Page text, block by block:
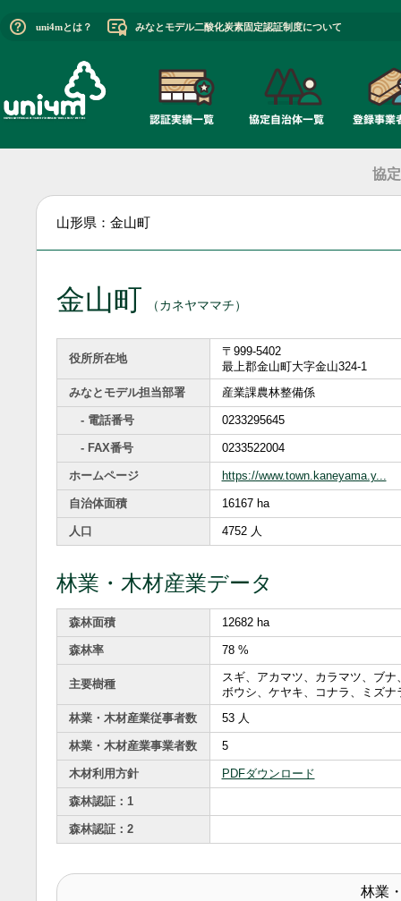
uni4mとは？ みなとモデル二酸化炭素固定認証制度について
協
山形県：金山町
金山町 （カネヤママチ）
役所所在地
〒999-5402
最上郡金山町大字金山324-1
みなとモデル担当部署
産業課農林整備係
- 電話番号 0233295645
- FAX番号 0233522004
ホームページ https://www.town.kaneyama.y...
自治体面積 16167 ha
人口 4752 人
林業・木材産業データ
森林面積 12682 ha
森林率 78 %
主要樹種
スギ、アカマツ、カラマツ、ブナ
ボウシ、ケヤキ、コナラ、ミズナ
林業・木材産業従事者数
53 人
林業・木材産業事業者数 5
木材利用方針 PDFダウンロード
森林認証：1
森林認証：2
林業